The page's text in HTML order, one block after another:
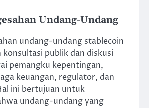
Undang-Undang
undang-undang stablecoin
konsultasi publik dan diskusi
pemangku kepentingan,
keuangan, regulator, dan
ini bertujuan untuk
undang-undang yang